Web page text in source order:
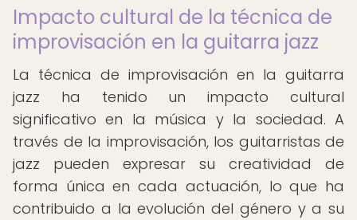
Impacto cultural de la técnica de
improvisación en la guitarra jazz
La técnica de improvisación en la guitarra
jazz ha tenido un impacto cultural
significativo en la música y la sociedad. A
través de la improvisación, los guitarristas de
jazz pueden expresar su creatividad de
forma única en cada actuación, lo que ha
contribuido a la evolución del género y a su